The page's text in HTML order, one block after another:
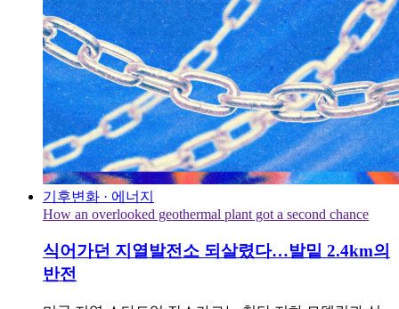
기후변화 · 에너지
How an overlooked geothermal plant got a second chance
식어가던 지열발전소 되살렸다…발밑 2.4km의
반전